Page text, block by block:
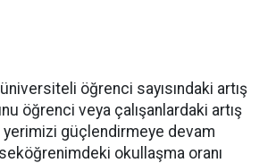
öğrenci sayısındaki artış
öğrenci veya çalışanlardaki artış
yerimizi güçlendirmeye devam
okullaşma oranı